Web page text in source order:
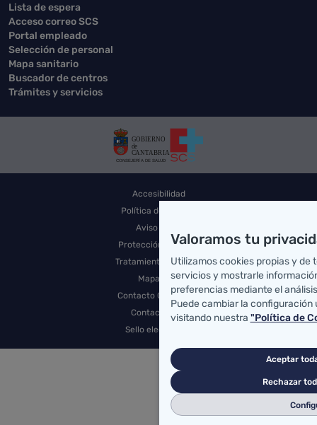
Lista de espera
Acceso correo SCS
Portal empleado
Selección de personal
Mapa sanitario
Buscador de centros
Trámites y servicios
Accesibilidad
Política de Cookies
Aviso Legal
Protección de datos
Tratamiento de datos
Mapa Web
Contacto Consejería
Contacto SCS
Sello electrónico
Valoramos tu
Utilizamos cookies propias y
servicios y mostrarle
preferencias mediante el
Puede cambiar la
visitando nuestra "Política de
Aceptar
Rechazar